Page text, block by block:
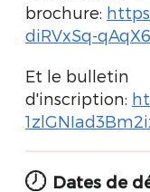
brochure:
diRVxSq-
Et le bulletin
d'inscription:
Dates de